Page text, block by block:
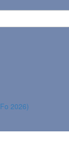
2026)